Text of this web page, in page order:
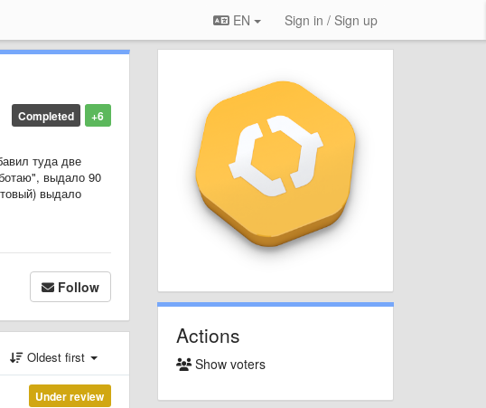
EN Sign in / Sign up
+6
Completed
туда две
выдало 90
выдало
Follow
Oldest first
Under review
Actions
Show voters